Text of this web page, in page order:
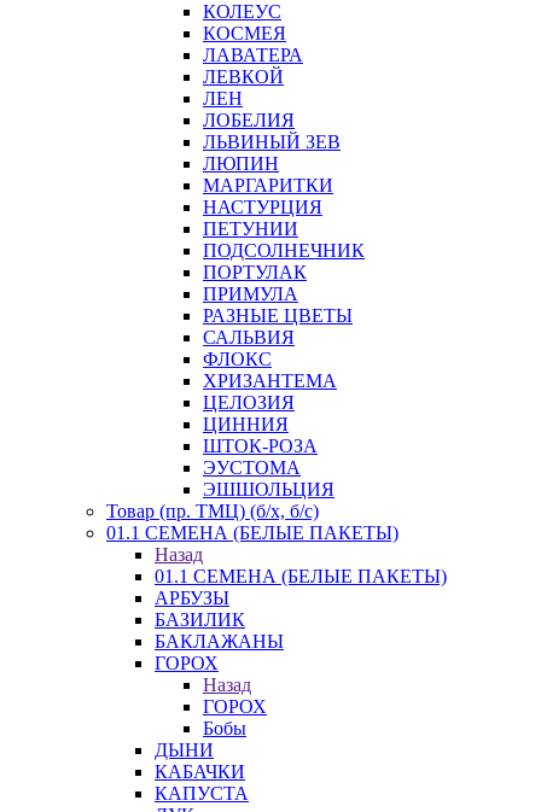
КОЛЕУС
КОСМЕЯ
ЛАВАТЕРА
ЛЕВКОЙ
ЛЕН
ЛОБЕЛИЯ
ЛЬВИНЫЙ ЗЕВ
ЛЮПИН
МАРГАРИТКИ
НАСТУРЦИЯ
ПЕТУНИИ
ПОДСОЛНЕЧНИК
ПОРТУЛАК
ПРИМУЛА
РАЗНЫЕ ЦВЕТЫ
САЛЬВИЯ
ФЛОКС
ХРИЗАНТЕМА
ЦЕЛОЗИЯ
ЦИННИЯ
ШТОК-РОЗА
ЭУСТОМА
ЭШШОЛЬЦИЯ
Товар (пр. ТМЦ) (б/х, б/с)
01.1 СЕМЕНА (БЕЛЫЕ ПАКЕТЫ)
Назад
01.1 СЕМЕНА (БЕЛЫЕ ПАКЕТЫ)
АРБУЗЫ
БАЗИЛИК
БАКЛАЖАНЫ
ГОРОХ
Назад
ГОРОХ
Бобы
ДЫНИ
КАБАЧКИ
КАПУСТА